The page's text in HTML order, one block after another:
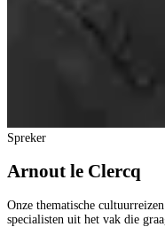
Spreker
Arnout le Clercq
Onze thematische
specialisten uit het vak die